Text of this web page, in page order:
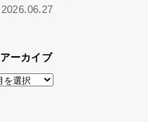
2026.06.27
アーカイブ